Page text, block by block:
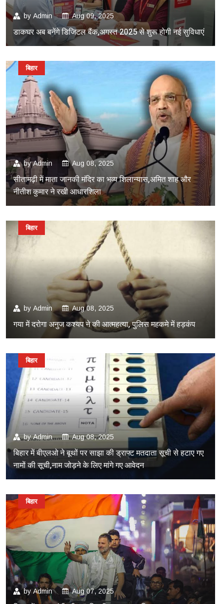
by Admin Aug 09, 2025
डाकघर अब बनेंगे डिजिटल बैंक,अगस्त 2025 से शुरू होगी नई सुविधाएं
byAdmin Aug 08, 2025
सीतामढ़ी में माता जानकी मंदिर का भव्य शिलान्यास,अमित शाह और
नीतीश कुमार ने रखी आधारशिला
बिहार
by Admin Aug 08, 2025
गया में दरोगा अनुज कश्यप ने की आत्महत्या, पुलिस महकमे में हड़कंप
बिहार
byAdmin Aug 08, 2025
बिहार में बीएलओ ने बूथों पर साझा की ड्राफ्ट मतदाता सूची से हटाए गए
नामों की सूची,नाम जोड़ने के लिए मांगे गए आवेदन
बिहार
byAdmin Aug 07, 2025
बिहार